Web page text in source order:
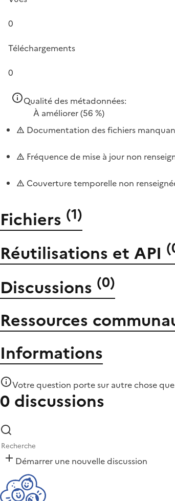
0
Téléchargements
0
Qualité des métadonnées:
À améliorer(56 %)
Documentation des fichiers
Fréquence de mise à jour non
Couverture temporelle non
Fichiers (1)
Réutilisations et API (
Discussions (0)
Ressources
Informations
Votre question porte sur autre chose que
0 discussions
Démarrer une nouvelle discussion